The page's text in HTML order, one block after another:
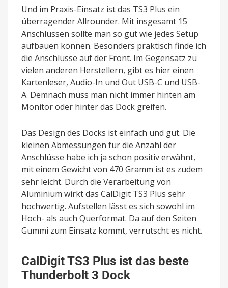
Und im Praxis-Einsatz ist das TS3 Plus ein
überragender Allrounder. Mit insgesamt 15
Anschlüssen sollte man so gut wie jedes Setup
aufbauen können. Besonders praktisch finde ich
die Anschlüsse auf der Front. Im Gegensatz zu
vielen anderen Herstellern, gibt es hier einen
Kartenleser, Audio-In und Out USB-C und USB-
A. Demnach muss man nicht immer hinten am
Monitor oder hinter das Dock greifen.
Das Design des Docks ist einfach und gut. Die
kleinen Abmessungen für die Anzahl der
Anschlüsse habe ich ja schon positiv erwähnt,
mit einem Gewicht von 470 Gramm ist es zudem
sehr leicht. Durch die Verarbeitung von
Aluminium wirkt das CalDigit TS3 Plus sehr
hochwertig. Aufstellen lässt es sich sowohl im
Hoch- als auch Querformat. Da auf den Seiten
Gummi zum Einsatz kommt, verrutscht es nicht.
CalDigit TS3 Plus ist das beste
Thunderbolt 3 Dock